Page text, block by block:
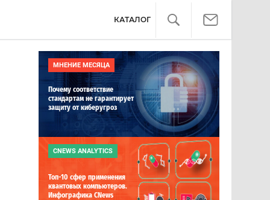
КАТАЛОГ
МНЕНИЕ МЕСЯЦА
Почему соответствие
стандартам не гарантирует
защиту от киберугроз
CNEWS ANALYTICS
Топ-10 сфер применения
квантовых компьютеров.
Инфографика CNews